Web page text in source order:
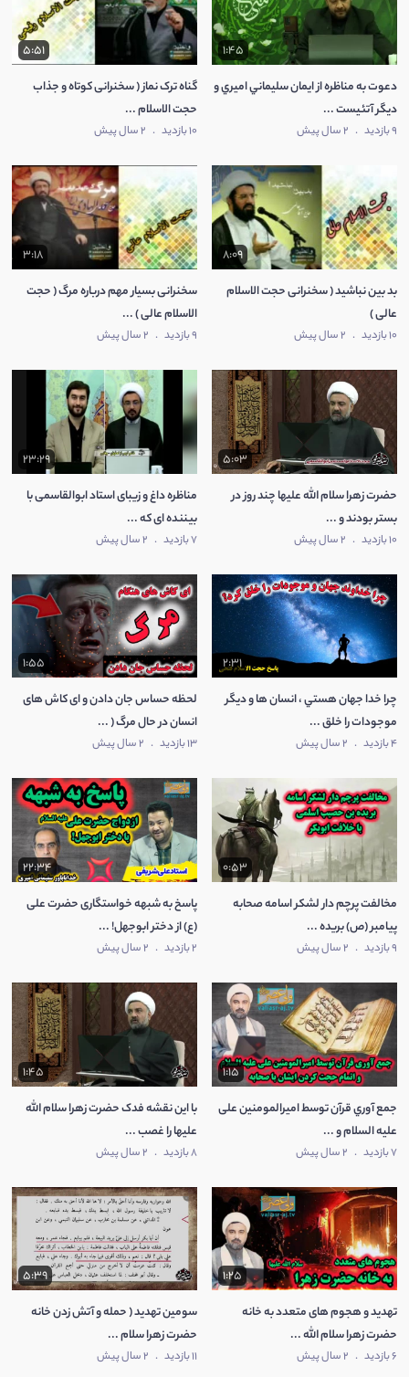
1:45
دعوت به مناظره از ايمان سليماني اميري و
ديگر آتئيست ...
9 بازدید . 2 سال پیش
5:51
گناه ترک نماز ( سخنرانی کوتاه و جذاب
حجت الاسلام ...
10 بازدید . 2 سال پیش
8:09
بد بین نباشید ( سخنرانی حجت الاسلام
عالی )
10 بازدید . 2 سال پیش
3:18
سخنرانی بسیار مهم درباره مرگ ( حجت
الاسلام عالی ) ...
9 بازدید . 2 سال پیش
5:03
حضرت زهرا سلام الله علیها چند روز در
بستر بودند و ...
10 بازدید . 2 سال پیش
23:29
مناظره داغ و زیبای استاد ابوالقاسمی با
بیننده ای که ...
7 بازدید . 2 سال پیش
2:31
چرا خدا جهان هستي ، انسان ها و ديگر
موجودات را خلق ...
4 بازدید . 2 سال پیش
1:55
لحظه حساس جان دادن و ای کاش های
انسان در حال مرگ ( ...
13 بازدید . 2 سال پیش
0:53
مخالفت پرچم دار لشکر اسامه صحابه
پيامبر (ص) بريده ...
9 بازدید . 2 سال پیش
22:34
پاسخ به شبهه خواستگاری حضرت علی
(ع) از دختر ابوجهل! ...
2 بازدید . 2 سال پیش
1:15
جمع آوري قرآن توسط امیرالمومنین علی
عليه السلام و ...
7 بازدید . 2 سال پیش
1:45
با اين نقشه فدک حضرت زهرا سلام الله
عليها را غصب ...
8 بازدید . 2 سال پیش
1:25
تهدید و هجوم های متعدد به خانه
حضرت زهرا سلام الله ...
6 بازدید . 2 سال پیش
5:39
سومین تهدید ( حمله و آتش زدن خانه
حضرت زهرا سلام ...
11 بازدید . 2 سال پیش